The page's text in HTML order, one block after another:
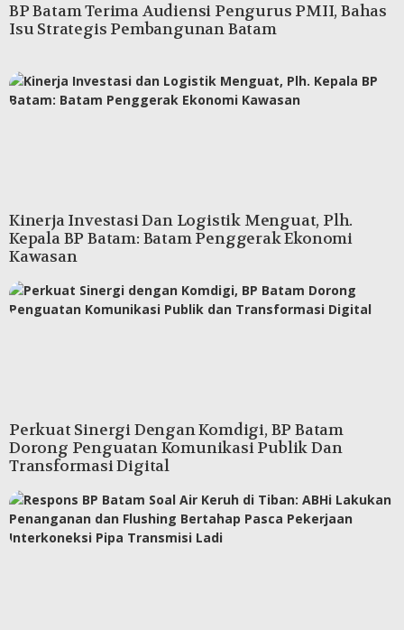
BP Batam Terima Audiensi Pengurus PMII, Bahas
Isu Strategis Pembangunan Batam
Kinerja Investasi Dan Logistik Menguat, Plh.
Kepala BP Batam: Batam Penggerak Ekonomi
Kawasan
Perkuat Sinergi Dengan Komdigi, BP Batam
Dorong Penguatan Komunikasi Publik Dan
Transformasi Digital